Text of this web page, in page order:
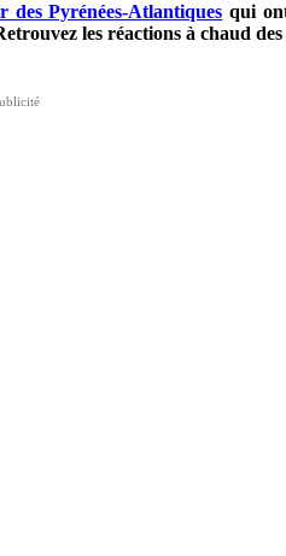
des Pyrénées-Atlantiques qui
les réactions à chaud